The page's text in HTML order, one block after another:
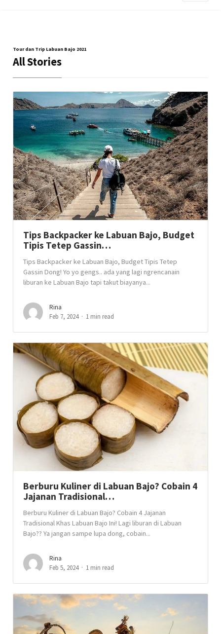
Tour dan Trip Labuan Bajo 2021
All Stories
Tips Backpacker ke Labuan Bajo, Budget
Tipis Tetep Gassin…
Tips Backpacker ke Labuan Bajo, Budget Tipis Tetep
Gassin Dong! Yo yo gengs.. ada yang lagi ngrencanain
liburan ke Labuan Bajo tapi takut biayanya...
Rina
Feb 7, 2024
1 min read
Berburu Kuliner di Labuan Bajo? Cobain 4
Jajanan Tradisional…
Berburu Kuliner di Labuan Bajo? Cobain 4 Jajanan
Tradisional Khas Labuan Bajo Ini! Lagi liburan di Labuan
Bajo?? Ya jangan sampe lupa dong, cobain...
Rina
Feb 5, 2024
1 min read